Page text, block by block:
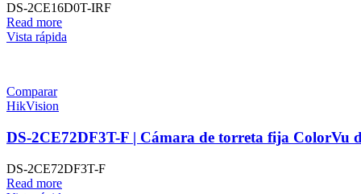
DS-2CE16D0T-IRF
Read more
Vista rápida
Comparar
HikVision
DS-2CE72DF3T-F | Cámara de torreta fija ColorVu
DS-2CE72DF3T-F
Read more